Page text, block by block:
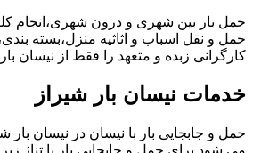
حمل بار بین شهری و درون شهری،انجام
حمل و نقل اسباب و اثاثیه منزل،بسته
کارگرانی زبده و متعهد را فقط از نیسان بار
خدمات نیسان بار شیراز
حمل و جابجایی بار با نیسان در نیسان بار